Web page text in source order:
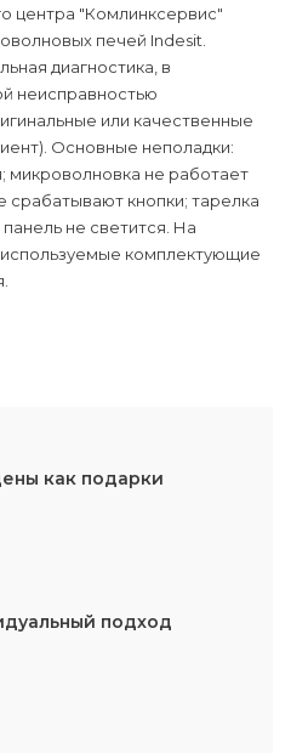
центра "Комлинксервис"
печей Indesit.
диагностика, в
неисправностью
или качественные
Основные неполадки:
микроволновка не работает
срабатывают кнопки; тарелка
не светится. На
комплектующие
как подарки
подход